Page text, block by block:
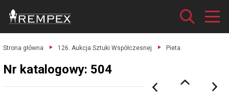
Strona główna 126. Aukcja Sztuki Współczesnej Pieta.
Nr katalogowy: 504